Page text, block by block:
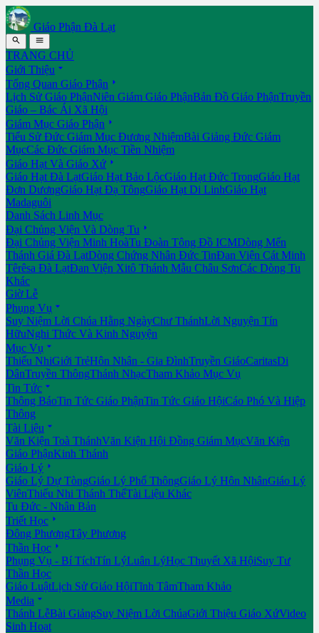
Giáo Phận Đà Lạt
 
TRANG CHỦ
Giới Thiệu 
Tổng Quan Giáo Phận 
Lịch Sử Giáo PhậnNiên Giám Giáo PhậnBản Đồ Giáo PhậnTruyền
Giáo – Bác Ái Xã Hội
Giám Mục Giáo Phận 
Tiểu Sử Đức Giám Mục Đương NhiệmBài Giảng Đức Giám
MụcCác Đức Giám Mục Tiền Nhiệm
Giáo Hạt Và Giáo Xứ 
Giáo Hạt Đà LạtGiáo Hạt Bảo LộcGiáo Hạt Đức TrọngGiáo Hạt
Đơn DươngGiáo Hạt Đạ TôngGiáo Hạt Di LinhGiáo Hạt
Madaguôi
Danh Sách Linh Mục
Đại Chủng Viện Và Dòng Tu 
Đại Chủng Viện Minh HoàTu Đoàn Tông Đồ ICMDòng Mến
Thánh Giá Đà LạtDòng Chứng Nhân Đức TinĐan Viện Cát Minh
Têrêsa Đà LạtĐan Viện Xitô Thánh Mẫu Châu SơnCác Dòng Tu
Khác
Giờ Lễ
Phụng Vụ 
Suy Niệm Lời Chúa Hằng NgàyChư ThánhLời Nguyện Tín
HữuNghi Thức Và Kinh Nguyện
Mục Vụ 
Thiếu NhiGiới TrẻHôn Nhân - Gia ĐìnhTruyền GiáoCaritasDi
DânTruyền ThôngThánh NhạcTham Khảo Mục Vụ
Tin Tức 
Thông BáoTin Tức Giáo PhậnTin Tức Giáo HộiCáo Phó Và Hiệp
Thông
Tài Liệu 
Văn Kiện Toà ThánhVăn Kiện Hội Đồng Giám MụcVăn Kiện
Giáo PhậnKinh Thánh
Giáo Lý 
Giáo Lý Dự TòngGiáo Lý Phổ ThôngGiáo Lý Hôn NhânGiáo Lý
ViênThiếu Nhi Thánh ThểTài Liệu Khác
Tu Đức - Nhân Bản
Triết Học 
Đông PhươngTây Phương
Thần Học 
Phụng Vụ - Bí TíchTín LýLuân LýHọc Thuyết Xã HộiSuy Tư
Thần Học
Giáo LuậtLịch Sử Giáo HộiTĩnh TâmTham Khảo
Media 
Thánh LễBài GiảngSuy Niệm Lời ChúaGiới Thiệu Giáo XứVideo
Sinh Hoạt